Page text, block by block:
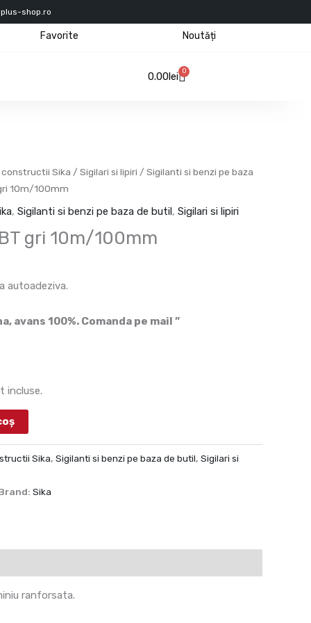
shop.ro
Favorite Noutăți
0.00lei 0
Cart
constructii Sika /Sigilari si lipiri /Sigilanti si benzi pe baza
10m/100mm
,Sigilanti si benzi pe baza de butil,Sigilari si lipiri
gri 10m/100mm
autoadeziva.
avans 100%. Comanda pe mail ”
incluse.
Sika,Sigilanti si benzi pe baza de butil,Sigilari si
Sika
ranforsata.